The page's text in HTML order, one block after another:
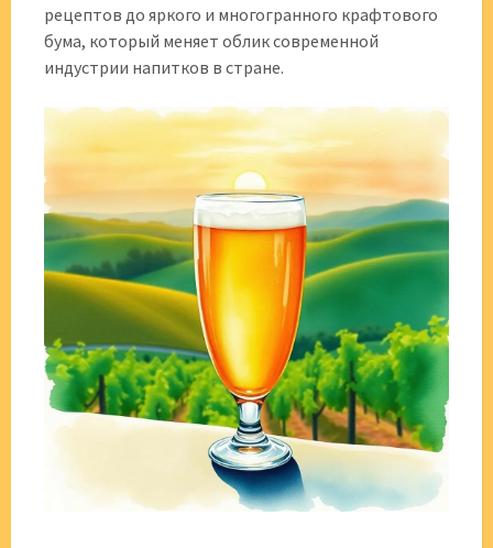
рецептов до яркого и многогранного крафтового
бума, который меняет облик современной
индустрии напитков в стране.